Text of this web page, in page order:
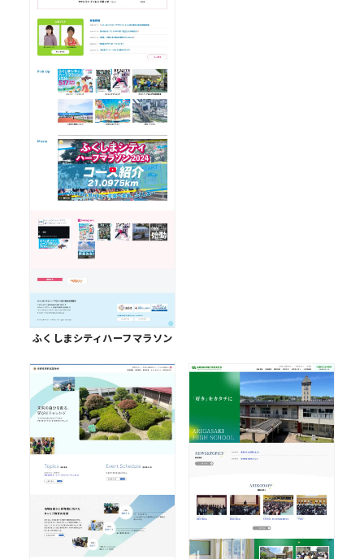
ふくしまシティハーフマラソン